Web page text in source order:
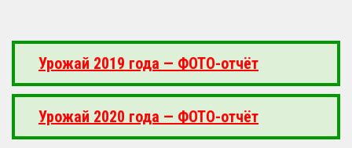
Урожай 2019 года — ФОТО-отчёт
Урожай 2020 года — ФОТО-отчёт